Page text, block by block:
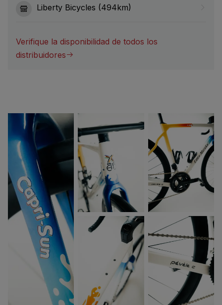
Liberty Bicycles (494km)
Verifique la disponibilidad de todos los
distribuidores